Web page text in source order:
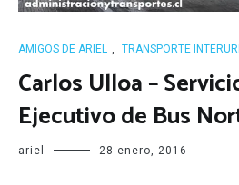
AMIGOS DE ARIEL TRANSPORTE
Carlos Ulloa –
Ejecutivo de Bus
ariel 28 enero, 2016